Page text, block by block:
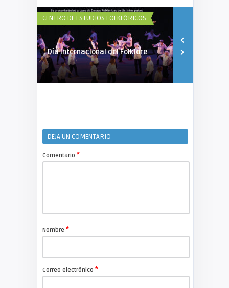
CENTRO DE ESTUDIOS FOLKLÓRICOS
Día Internacional del Folklore
DEJA UN COMENTARIO
Comentario *
Nombre *
Correo electrónico *